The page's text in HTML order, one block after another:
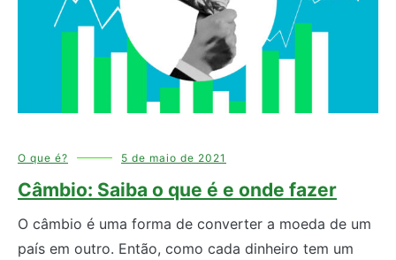
O que é? 5 de maio de 2021
Câmbio: Saiba o que é e onde fazer
O câmbio é uma forma de converter a moeda de um
país em outro. Então, como cada dinheiro tem um